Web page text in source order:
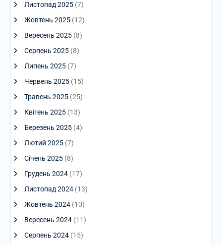
Листопад 2025(7)
Жовтень 2025(12)
Вересень 2025(8)
Серпень 2025(8)
Липень 2025(7)
Червень 2025(15)
Травень 2025(25)
Квітень 2025(13)
Березень 2025(4)
Лютий 2025(7)
Січень 2025(8)
Грудень 2024(17)
Листопад 2024(13)
Жовтень 2024(10)
Вересень 2024(11)
Серпень 2024(15)